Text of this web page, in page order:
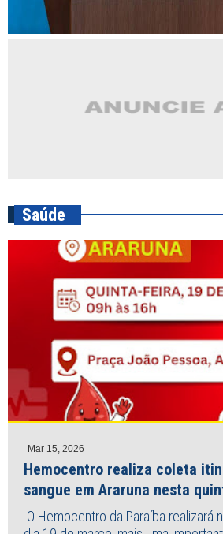
Saúde
Mar 15, 2026
Hemocentro realiza coleta
sangue em Araruna nesta
O Hemocentro da Paraíba realizará